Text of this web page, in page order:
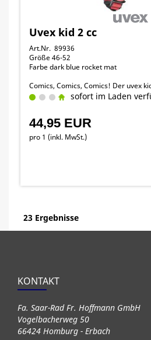
Uvex kid 2 cc
Art.Nr. 89936
Größe 46-52
Farbe dark blue rocket mat
Comics, Comics, Comics! Der uvex
bei den Kleinsten hoch im Kurs.
Der superleichte Inmould Helm
sofort im Laden
44,95 EUR
pro 1 (inkl. MwSt.)
23 Ergebnisse
KONTAKT
Fa. Saar-Rad Fr. Hoffmann GmbH
Vogelbacherweg 50
66424 Homburg - Erbach